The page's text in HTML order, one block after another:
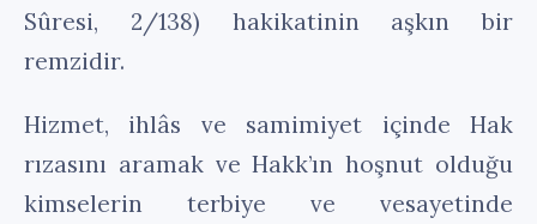
Sûresi, 2/138) hakikatinin aşkın bir
remzidir.
Hizmet, ihlâs ve samimiyet içinde Hak
rızasını aramak ve Hakk’ın hoşnut olduğu
kimselerin terbiye ve vesayetinde